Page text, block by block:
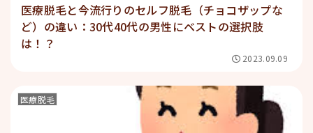
医療脱毛と今流行りのセルフ脱毛（チョコザップな
ど）の違い：30代40代の男性にベストの選択肢
は！？
2023.09.09
医療脱毛